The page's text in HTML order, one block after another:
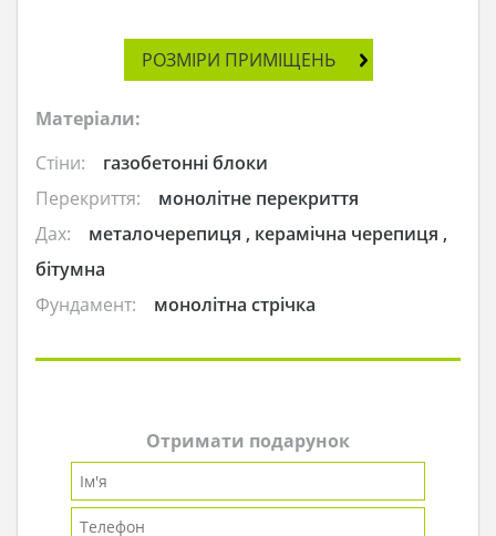
РОЗМІРИ ПРИМІЩЕНЬ
Матеріали:
Стіни:
газобетонні блоки
Перекриття:
монолітне перекриття
Дах:
металочерепиця , керамічна черепиця ,
бітумна
Фундамент:
монолітна стрічка
Отримати подарунок